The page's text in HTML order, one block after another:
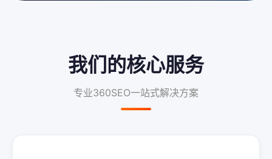
我们的核心服务
专业360SEO一站式解决方案